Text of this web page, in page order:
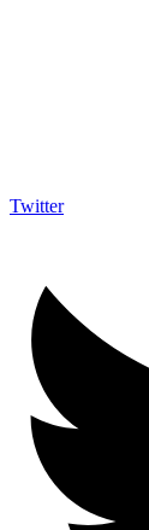
Twitter